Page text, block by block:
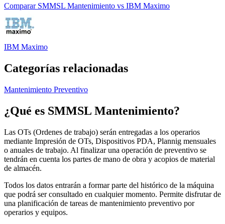
Comparar SMMSL Mantenimiento vs IBM Maximo
IBM Maximo
Categorías relacionadas
Mantenimiento Preventivo
¿Qué es SMMSL Mantenimiento?
Las OTs (Ordenes de trabajo) serán entregadas a los operarios
mediante Impresión de OTs, Dispositivos PDA, Plannig mensuales
o anuales de trabajo. Al finalizar una operación de preventivo se
tendrán en cuenta los partes de mano de obra y acopios de material
de almacén.
Todos los datos entrarán a formar parte del histórico de la máquina
que podrá ser consultado en cualquier momento. Permite disfrutar de
una planificación de tareas de mantenimiento preventivo por
operarios y equipos.